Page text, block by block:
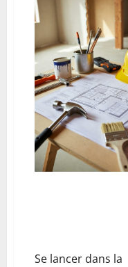
signes
qu’il
temps
de
le
réaliser
Se lancer dans la